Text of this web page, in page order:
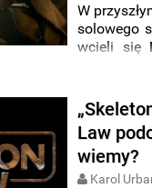
W
solowego
wcieli się
Law
wiemy?
Karol